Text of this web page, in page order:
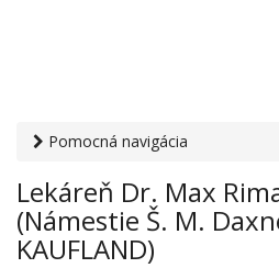
Pomocná navigácia
Rimavská Sobota (Námestie Š. M.
KAUFLAND)
Lekáreň Dr. Max
(Námestie Š. M.
KAUFLAND)